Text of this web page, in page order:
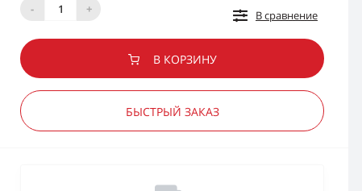
-
+
В сравнение
В КОРЗИНУ
БЫСТРЫЙ ЗАКАЗ